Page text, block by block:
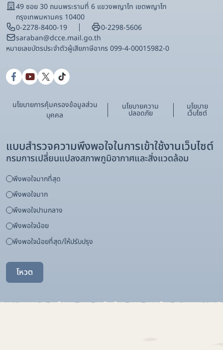
49 ซอย 30 ถนนพระรามที่ 6 แขวงพญาไท เขตพญาไท
กรุงเทพมหานคร 10400
0-2278-8400-19
0-2298-5606
saraban@dcce.mail.go.th
หมายเลขบัตรประจําตัวผู้เสียภาษีอากร 099-4-00015982-0
นโยบายการคุ้มครองข้อมูลส่วน
บุคคล
นโยบายความ
ปลอดภัย
นโยบาย
เว็บไซต์
แบบสำรวจความพึงพอใจในการเข้าใช้งานเว็บไซต์
กรมการเปลี่ยนแปลงสภาพภูมิอากาศและสิ่งแวดล้อม
พึงพอใจมากที่สุด
พึงพอใจมาก
พึงพอใจปานกลาง
พึงพอใจน้อย
พึงพอใจน้อยที่สุด/ให้ปรับปรุง
โหวต